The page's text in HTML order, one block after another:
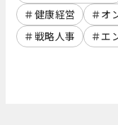
健康経営
オ
戦略人事
エ